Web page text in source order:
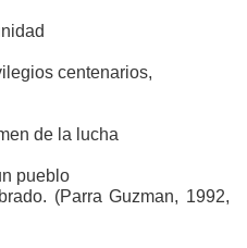
centenarios,
de la lucha
pueblo
(Parra Guzman, 1992,